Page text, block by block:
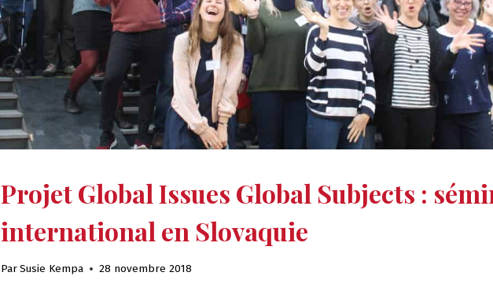
Projet Global Issues Global Subjects :
international en Slovaquie
ParSusie Kempa 28 novembre 2018